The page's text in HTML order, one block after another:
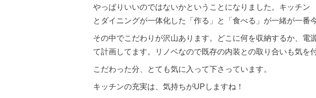
やっぱりいいのではないかということになりました。キッチン
とダイニングが一体化した「作る」と「食べる」が一緒が一番
その中でこだわりが沢山あります。どこに何を収納するか、
て計画してます。リノベなので既存の内装との取り合いも気を
こだわった分、とても気に入って下さっています。
キッチンの充実は、気持ちがUPしますね！